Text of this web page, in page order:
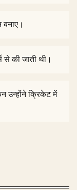
से की जाती थी।
उन्होंने क्रिकेट में